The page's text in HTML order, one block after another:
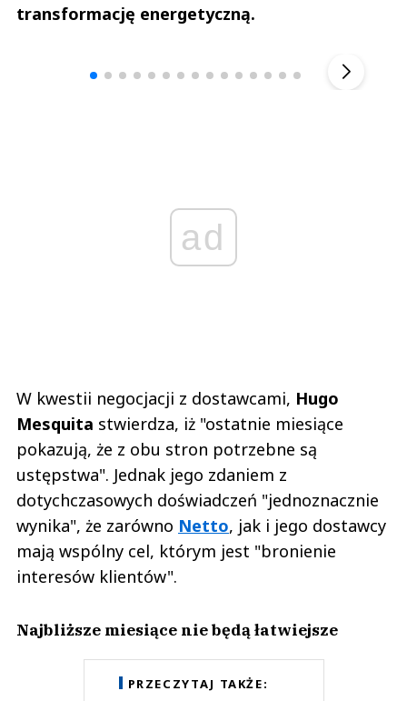
transformację energetyczną.
ad
W kwestii negocjacji z dostawcami, Hugo
Mesquita stwierdza, iż "ostatnie miesiące
pokazują, że z obu stron potrzebne są
ustępstwa". Jednak jego zdaniem z
dotychczasowych doświadczeń "jednoznacznie
wynika", że zarówno Netto, jak i jego dostawcy
mają wspólny cel, którym jest "bronienie
interesów klientów".
Najbliższe miesiące nie będą łatwiejsze
PRZECZYTAJ TAKŻE:
Andrzej i Marta Sterniccy